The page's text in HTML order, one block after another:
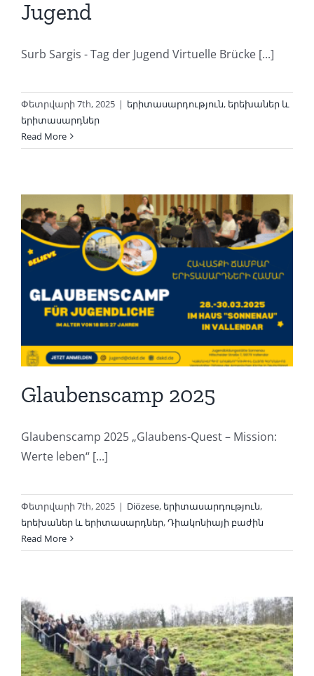
Jugend
Surb Sargis - Tag der Jugend Virtuelle Brücke [...]
Փետրվարի 7th, 2025 | երիտասարդություն, երեխաներ և
երիտասարդներ
Read More
Glaubenscamp 2025
Glaubenscamp 2025 „Glaubens-Quest – Mission:
Werte leben“ [...]
Փետրվարի 7th, 2025 | Diözese, երիտասարդություն,
երեխաներ և երիտասարդներ,Դիակոնիայի բաժին
Read More